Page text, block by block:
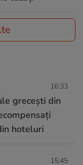
16:33
grecești din
hoteluri
15:45